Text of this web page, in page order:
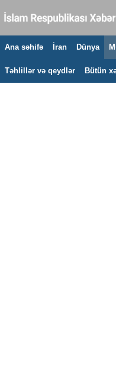
Ana səhifə İran Dünya
Təhlillər və qeydlər Bütün